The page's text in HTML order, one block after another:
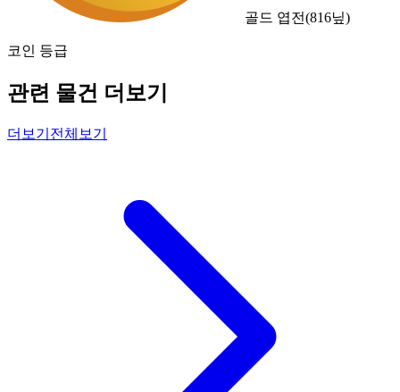
골드 엽전(816닢)
코인 등급
관련 물건 더보기
더보기 전체보기